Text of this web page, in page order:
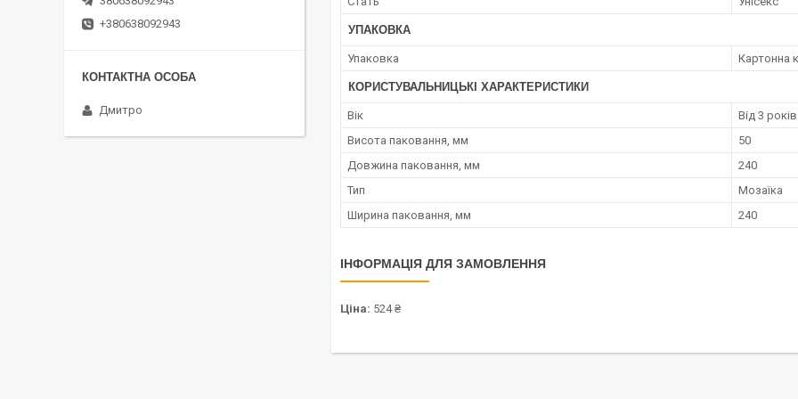
УПАКОВКА
Упаковка Картонна
КОРИСТУВАЛЬНИЦЬКІ ХАРАКТЕРИСТИКИ
Вік
Від 3 років
Висота паковання, мм
50
Довжина паковання, мм
240
Тип
Мозаїка
Ширина паковання, мм
240
ІНФОРМАЦІЯ ДЛЯ ЗАМОВЛЕННЯ
Ціна: 524 ₴
+380638092943
Дмитро